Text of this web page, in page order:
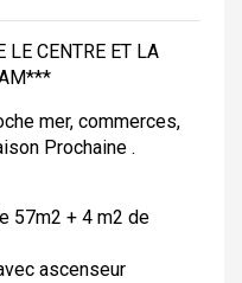
LE CENTRE ET LA
mer, commerces,
Prochaine .
57m2 + 4 m2 de
ascenseur